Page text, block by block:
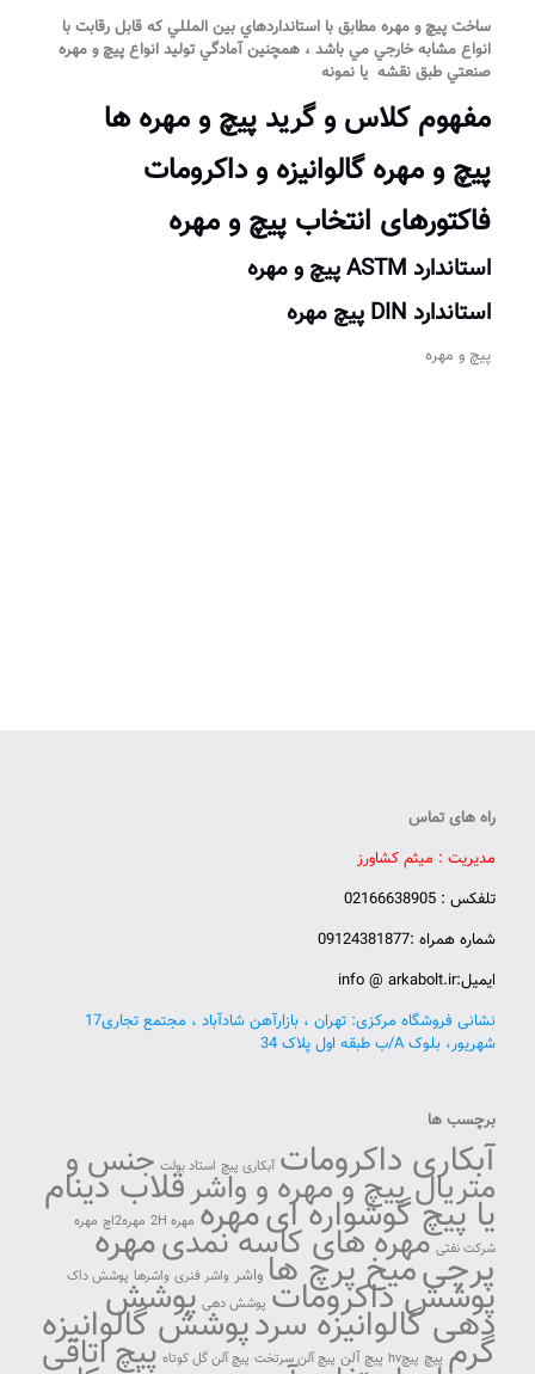
ساخت پيچ و مهره مطابق با استانداردهاي بين المللي كه قابل رقابت با
انواع مشابه خارجي مي باشد ، همچنين آمادگي توليد انواع پيچ و مهره
صنعتي طبق نقشه يا نمونه
مفهوم کلاس و گرید پیچ و مهره ها
پیچو مهرهگالوانیزه و داکرومات
فاکتورهای انتخاب پیچ و مهره
استاندارد ASTM پیچ و مهره
استاندارد DIN پیچ مهره
پیچ و مهره
راه های تماس
مدیریت : میثم کشاورز
تلفکس : 02166638905
شماره همراه :09124381877
ایمیل:info @ arkabolt.ir
نشانی فروشگاه مرکزی: تهران ، بازارآهن شادآباد ، مجتمع تجاری17
شهریور، بلوک A/ب طبقه اول پلاک 34
برچسب ها
آبکاری داکرومات آبکاری پیچ استاد بولت جنس و
متریال پیچ و مهره و واشرقلاب دینام
یا پیچ گوشواره ایمهره مهره 2H مهره2اچ
مهره
شرکت نفتی مهره های کاسه نمدیمهره
پرچیمیخ پرچ ها واشر واشر فنری واشرها پوشش داک پوشش داکرومات پوشش دهی پوشش
دهی گالوانیزه سردپوشش گالوانیزه
گرم پیچ پیچhv پیچ آلن پیچ آلن سرتخت پیچ آلن گل کوتاه پیچ اتاقی